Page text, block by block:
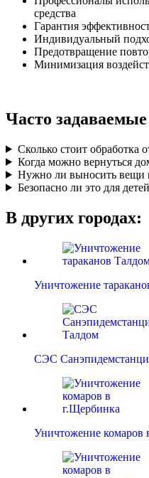
средства
Гарантия
Индивидуальный
Предотвращение
Минимизация
Часто
Сколько стоит обработка
Когда можно вернуться
Нужно ли выносить вещи
Безопасно ли это для
В других городах:
Уничтожение
СЭС
Уничтожение комаров